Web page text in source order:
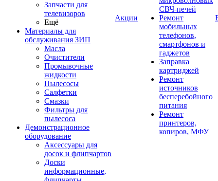
Запчасти для
телевизоров
Ещё
Материалы для
обслуживания ЗИП
Масла
Очистители
Промывочные
жидкости
Пылесосы
Салфетки
Смазки
Фильтры для
пылесоса
Демонстрационное
оборудование
Аксессуары для
досок и флипчартов
Доски
информационные,
Акции
СВЧ-печей
Ремонт
мобильных
телефонов,
смартфонов и
гаджетов
Заправка
картриджей
Ремонт
источников
бесперебойного
питания
Ремонт
принтеров,
копиров, МФУ